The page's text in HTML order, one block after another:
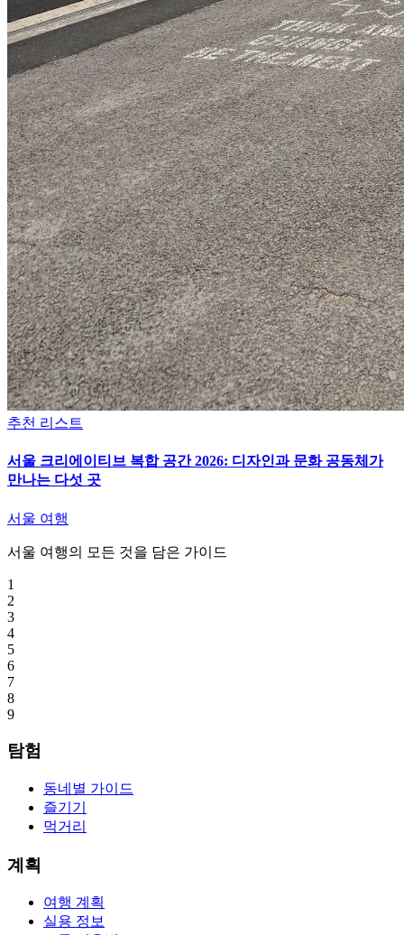
추천 리스트
서울 크리에이티브 복합 공간 2026: 디자인과 문화 공동체가
만나는 다섯 곳
서울 여행
서울 여행의 모든 것을 담은 가이드
1
2
3
4
5
6
7
8
9
탐험
동네별 가이드
즐기기
먹거리
계획
여행 계획
실용 정보